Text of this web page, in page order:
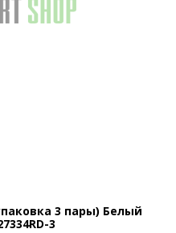
3 пары) Белый
3